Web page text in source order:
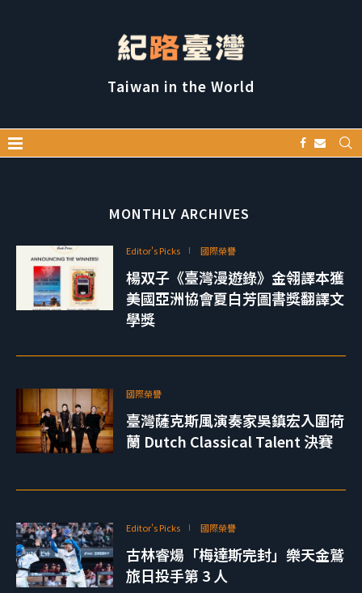
Taiwan in the World
MONTHLY ARCHIVES
Editor's Picks 國際榮譽
楊双子《臺灣漫遊錄》金翎譯本獲
美國亞洲協會夏白芳圖書獎翻譯文
學獎
國際榮譽
臺灣薩克斯風演奏家吳鎮宏入圍荷
蘭 Dutch Classical Talent 決賽
Editor's Picks 國際榮譽
古林睿煬「梅達斯完封」樂天金鷲
旅日投手第 3 人